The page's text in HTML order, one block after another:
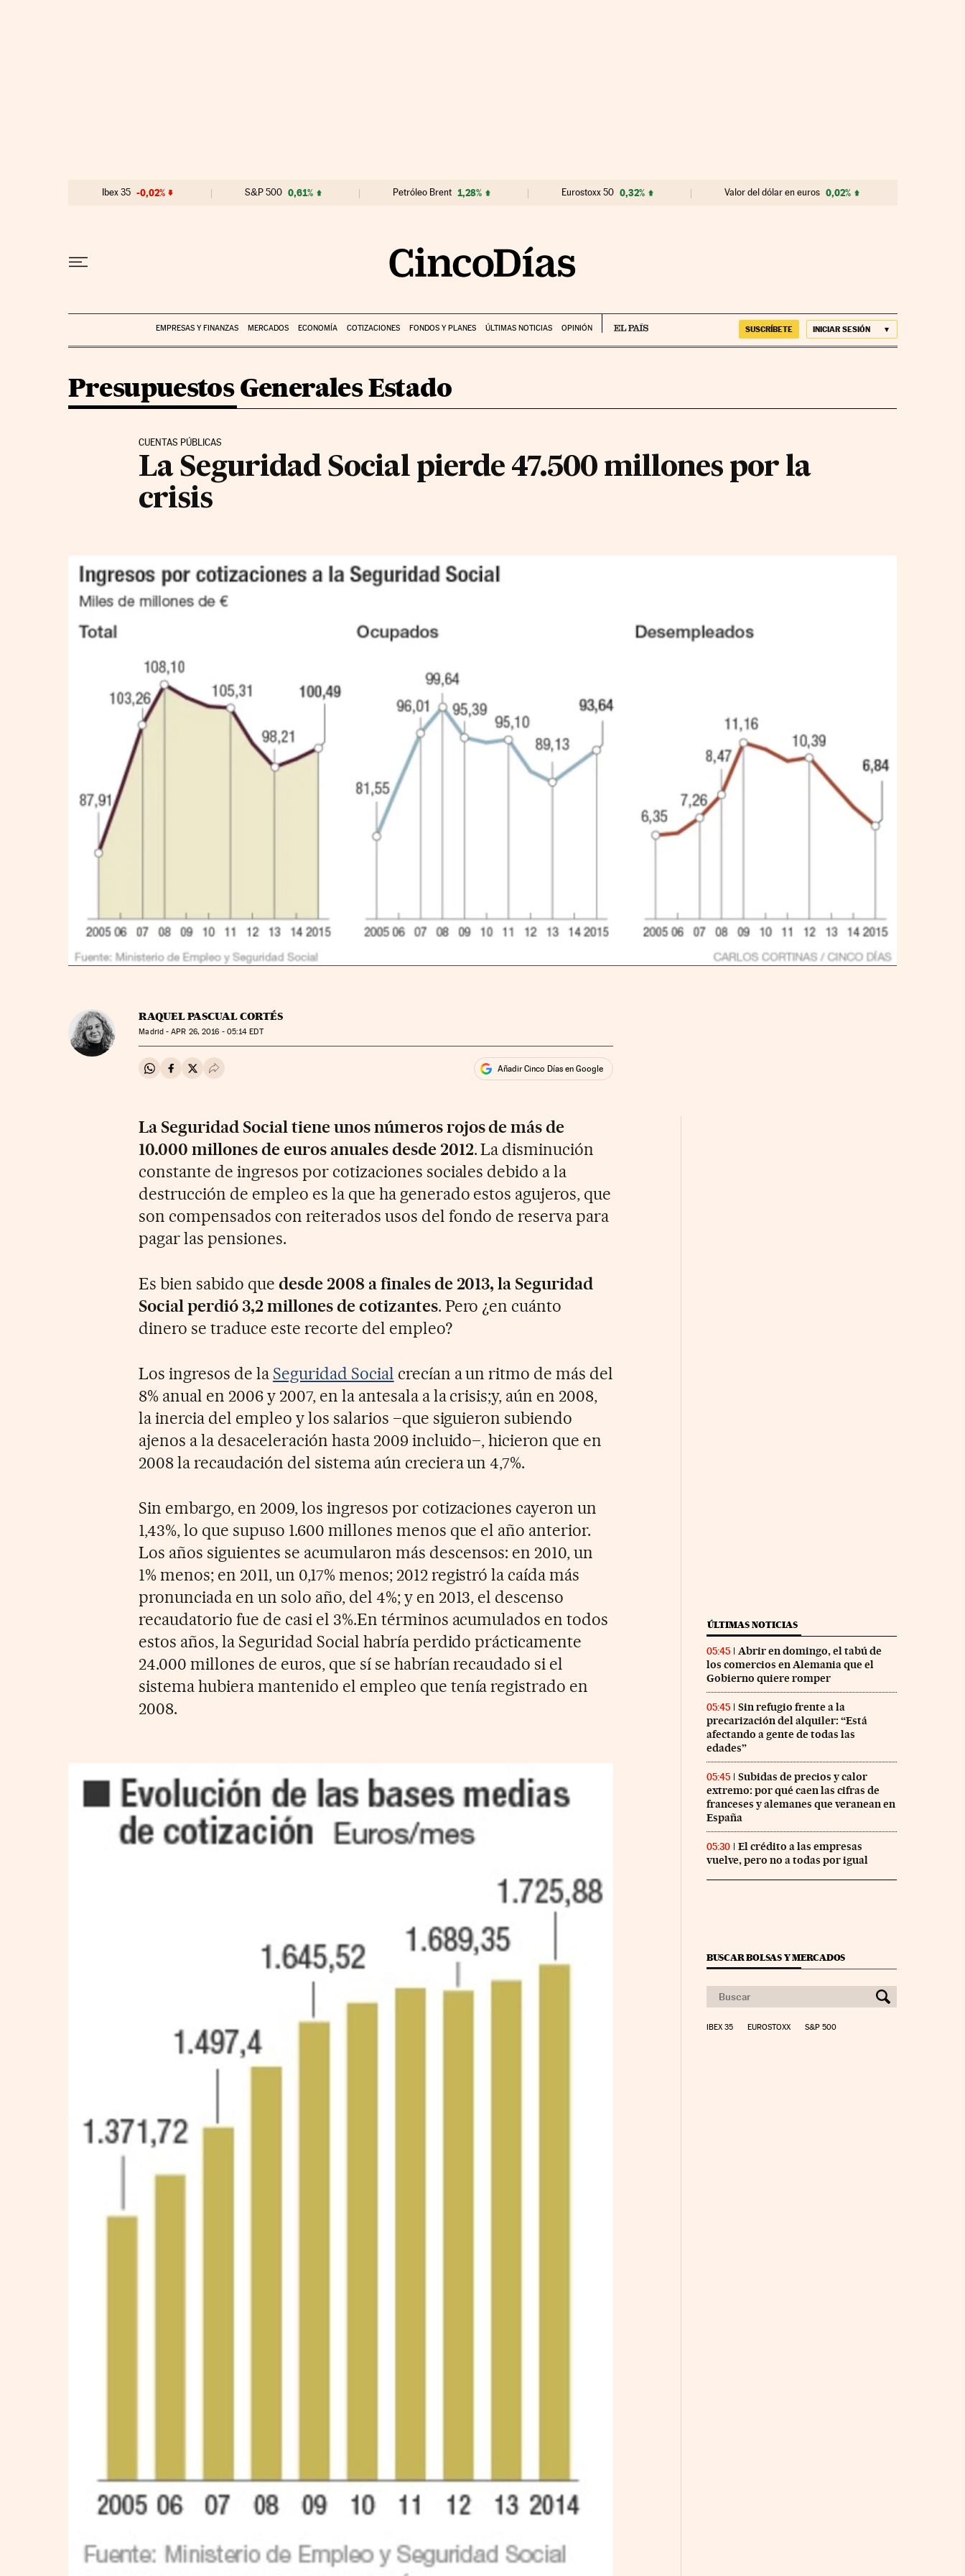
Ibex 35 -0,02% S&P 500 0,61% Petróleo Brent 1,28% Eurostoxx 50 0,32% Valor del dólar en euros 0,02%
EMPRESAS Y FINANZAS MERCADOS ECONOMÍA COTIZACIONES FONDOS Y PLANES ÚLTIMAS NOTICIAS OPINIÓN SUSCRÍBETE INICIAR SESIÓN
Presupuestos Generales Estado
CUENTAS PÚBLICAS
La Seguridad Social pierde 47.500 millones por la
crisis
RAQUEL PASCUAL CORTÉS
Madrid -APR 26, 2016 - 05:14 EDT
Compartir en Whatsapp
Compartir en Facebook
Compartir en Twitter
Desplegar Redes Sociales Añadir Cinco Días en Google
La Seguridad Social tiene unos números rojos de más de
10.000 millones de euros anuales desde 2012. La disminución
constante de ingresos por cotizaciones sociales debido a la
destrucción de empleo es la que ha generado estos agujeros, que
son compensados con reiterados usos del fondo de reserva para
pagar las pensiones.
Es bien sabido que desde 2008 a finales de 2013, la Seguridad
Social perdió 3,2 millones de cotizantes. Pero ¿en cuánto
dinero se traduce este recorte del empleo?
Los ingresos de la Seguridad Social crecían a un ritmo de más del
8% anual en 2006 y 2007, en la antesala a la crisis;y, aún en 2008,
la inercia del empleo y los salarios –que siguieron subiendo
ajenos a la desaceleración hasta 2009 incluido–, hicieron que en
2008 la recaudación del sistema aún creciera un 4,7%.
Sin embargo, en 2009, los ingresos por cotizaciones cayeron un
1,43%, lo que supuso 1.600 millones menos que el año anterior.
Los años siguientes se acumularon más descensos: en 2010, un
1% menos; en 2011, un 0,17% menos; 2012 registró la caída más
pronunciada en un solo año, del 4%; y en 2013, el descenso
recaudatorio fue de casi el 3%.En términos acumulados en todos
estos años, la Seguridad Social habría perdido prácticamente
24.000 millones de euros, que sí se habrían recaudado si el
sistema hubiera mantenido el empleo que tenía registrado en
2008.
ÚLTIMAS NOTICIAS
05:45
Abrir en domingo, el tabú de
los comercios en Alemania que el
Gobierno quiere romper
05:45
Sin refugio frente a la
precarización del alquiler: “Está
afectando a gente de todas las
edades”
05:45
Subidas de precios y calor
extremo: por qué caen las cifras de
franceses y alemanes que veranean en
España
05:30
El crédito a las empresas
vuelve, pero no a todas por igual
BUSCAR BOLSAS Y MERCADOS
IBEX 35 EUROSTOXX S&P 500